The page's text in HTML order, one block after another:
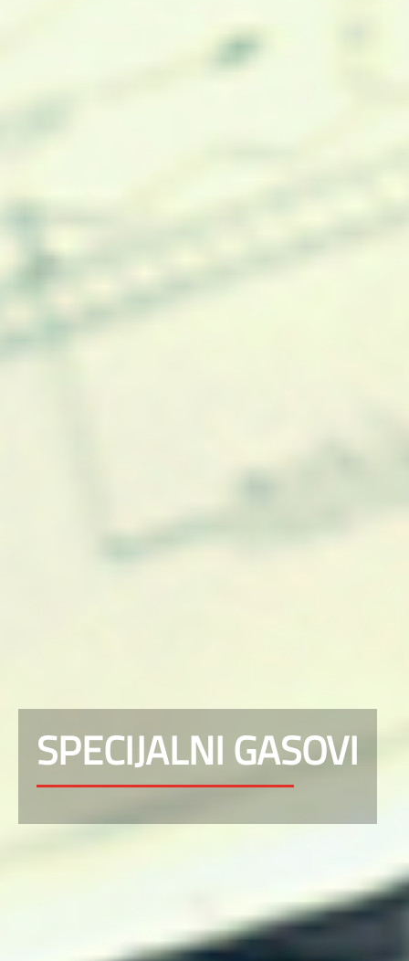
SPECIJALNI GASOVI